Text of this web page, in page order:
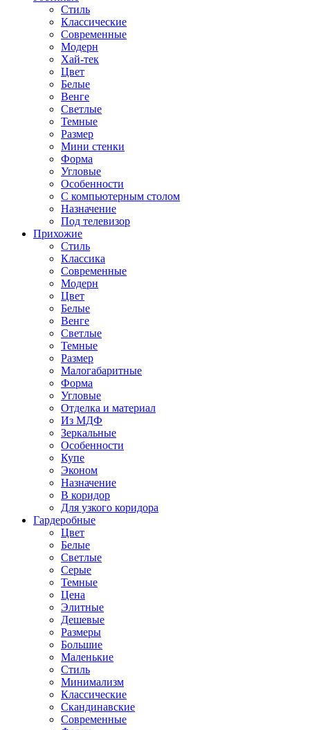
Стиль
Классические
Современные
Модерн
Хай-тек
Цвет
Белые
Венге
Светлые
Темные
Размер
Мини стенки
Форма
Угловые
Особенности
С компьютерным столом
Назначение
Под телевизор
Прихожие
Стиль
Классика
Современные
Модерн
Цвет
Белые
Венге
Светлые
Темные
Размер
Малогабаритные
Форма
Угловые
Отделка и материал
Из МДФ
Зеркальные
Особенности
Купе
Эконом
Назначение
В коридор
Для узкого коридора
Гардеробные
Цвет
Белые
Светлые
Серые
Темные
Цена
Элитные
Дешевые
Размеры
Большие
Маленькие
Стиль
Минимализм
Классические
Скандинавские
Современные